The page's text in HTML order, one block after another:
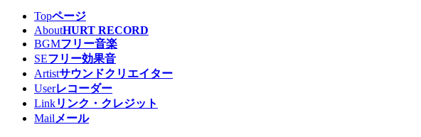
Topページ
AboutHURT RECORD
BGMフリー音楽
SEフリー効果音
Artistサウンドクリエイター
Userレコーダー
Linkリンク・クレジット
Mail メール